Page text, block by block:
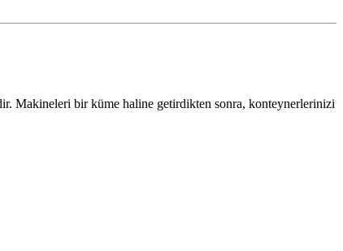
Makineleri bir küme haline getirdikten sonra, konteynerlerinizi